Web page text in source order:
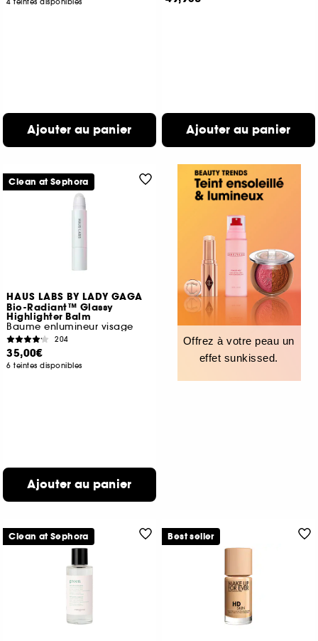
Ajouter au panier Ajouter au panier
HAUS LABS BY LADY GAGA
Bio-Radiant™ Glassy
Highlighter Balm
Baume enlumineur visage
204
35,00€
6 teintes disponibles
Ajouter au panier
Clean at Sephora
Offrez à votre peau un
effet sunkissed.
Clean at Sephora Best seller